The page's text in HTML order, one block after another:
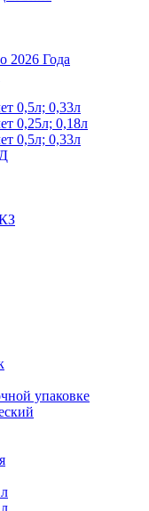
2026 Года
0,5л; 0,33л
0,25л; 0,18л
0,5л; 0,33л
упаковке